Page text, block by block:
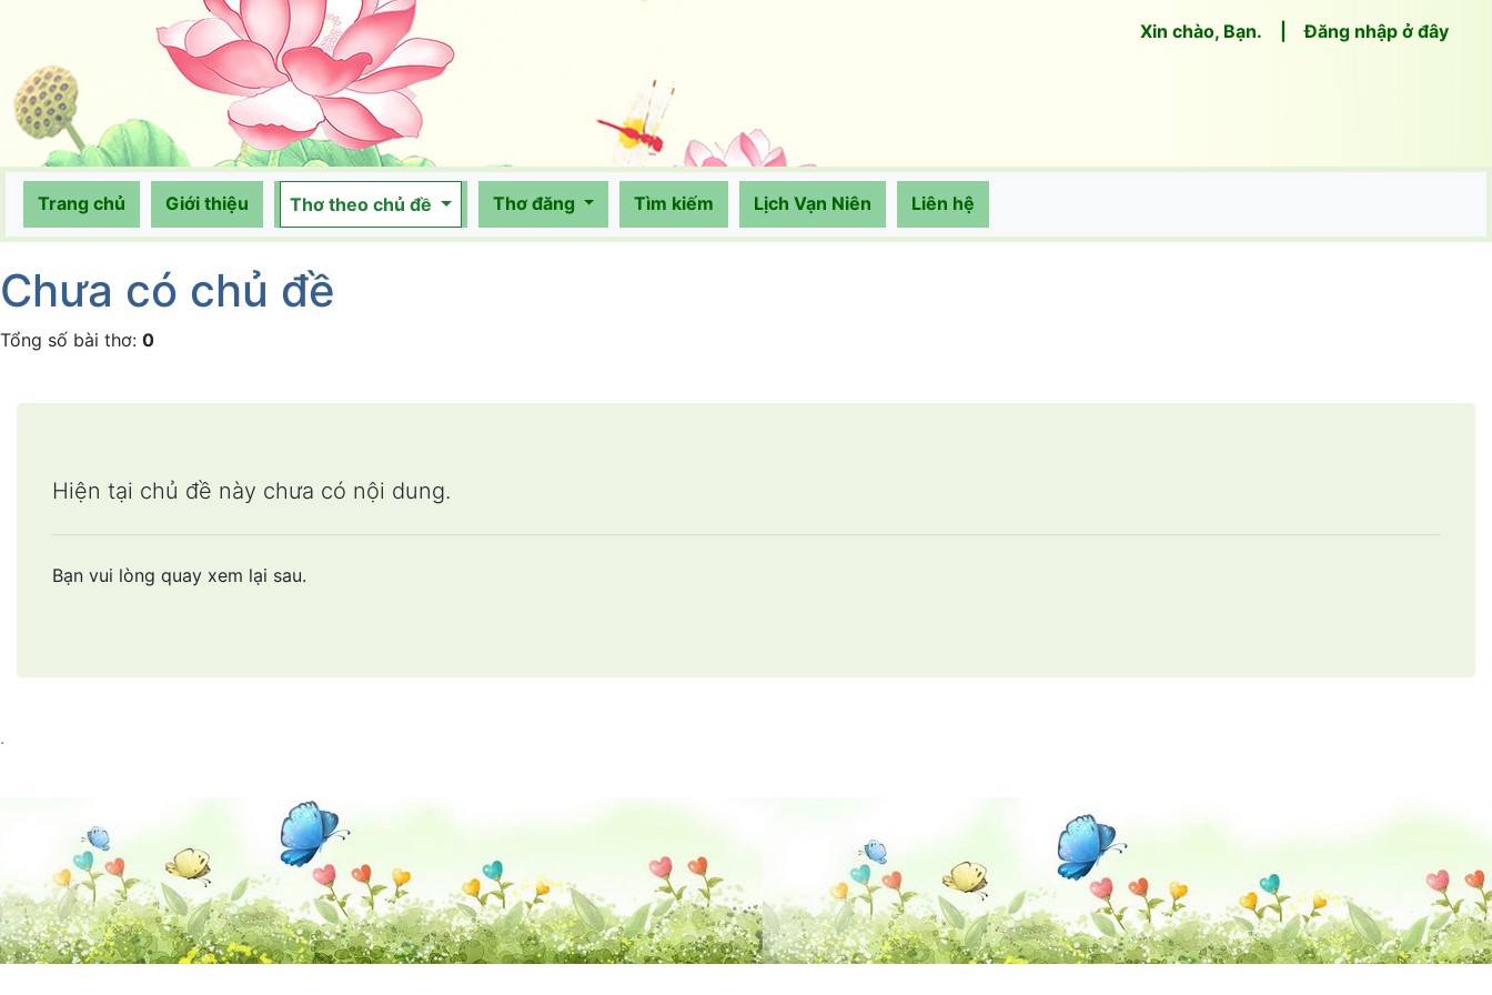
Xin chào, Bạn. (current)
Đăng nhập ở đây
Trang chủ (current)
Giới thiệu Thơ theo chủ đề Thơ đăng Tìm kiếm Lịch Vạn Niên Liên hệ
Chưa có chủ đề
Tổng số bài thơ: 0
Hiện tại chủ đề này chưa có nội dung.
Bạn vui lòng quay xem lại sau.
.